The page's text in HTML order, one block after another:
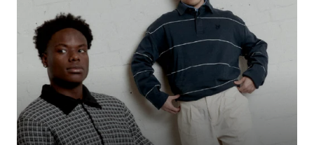
50% DE RÉDUCTION 50% DE RÉDUCTION